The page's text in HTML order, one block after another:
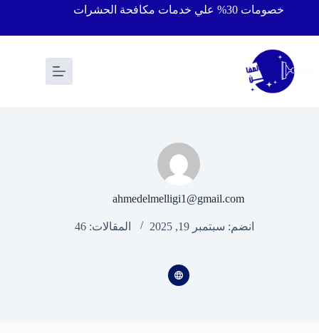
خصومات 30% علي خدمات مكافحة الحشرات
ahmedelmelligi1@gmail.com
انضم: سبتمبر 19, 2025 المقالات: 46